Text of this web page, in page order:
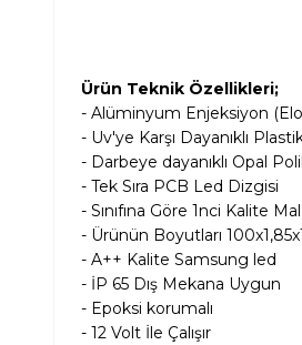
Ürün Teknik Özellikleri;
- Alüminyum Enjeksiyon
- Uv'ye Karşı Dayanıklı
- Darbeye dayanıklı Opal
- Tek Sıra PCB Led Dizgisi
- Sınıfına Göre 1nci Kalite
- Ürünün Boyutları
- A++ Kalite Samsung led
- İP 65 Dış Mekana Uygun
- Epoksi korumalı
- 12 Volt İle Çalışır